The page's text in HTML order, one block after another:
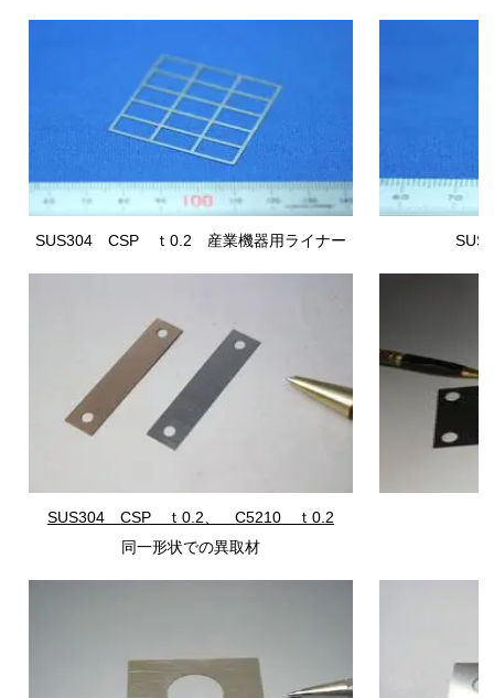
SUS304 CSP ｔ0.2 産業機器用ライナー
SUS304 CSP
ｔ0.2、 C5210 ｔ0.2
同一形状での異取材